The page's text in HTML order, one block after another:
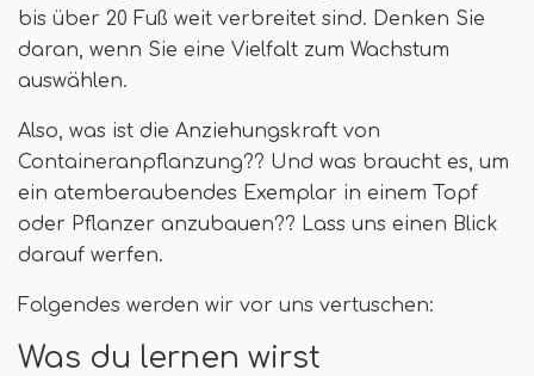
bis über 20 Fuß weit verbreitet sind. Denken Sie
daran, wenn Sie eine Vielfalt zum Wachstum
auswählen.
Also, was ist die Anziehungskraft von
Containeranpflanzung?? Und was braucht es, um
ein atemberaubendes Exemplar in einem Topf
oder Pflanzer anzubauen?? Lass uns einen Blick
darauf werfen.
Folgendes werden wir vor uns vertuschen:
Was du lernen wirst